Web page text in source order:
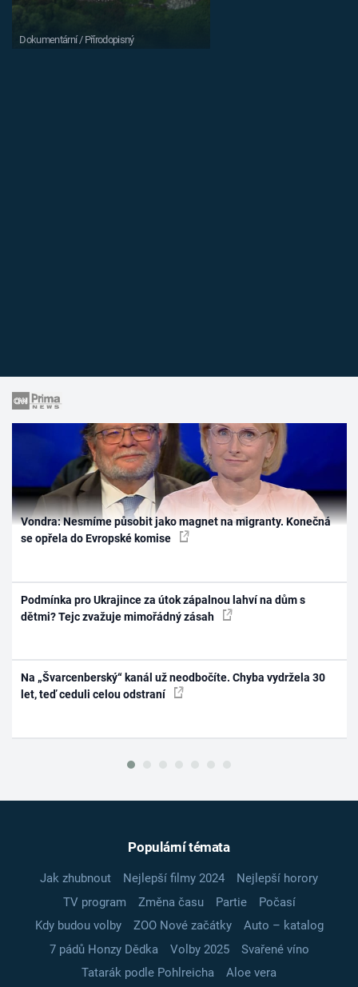
Dokumentární / Přírodopisný
Vondra: Nesmíme působit jako magnet na migranty. Konečná
se opřela do Evropské komise
Podmínka pro Ukrajince za útok zápalnou lahví na dům s
dětmi? Tejc zvažuje mimořádný zásah
Na „Švarcenberský“ kanál už neodbočíte. Chyba vydržela 30
let, teď ceduli celou odstraní
Populární témata
Jak zhubnout Nejlepší filmy 2024
Nejlepší horory
TV program
Změna času Partie
Počasí
Kdy budou volby
ZOO Nové začátky
Auto – katalog
7 pádů Honzy Dědka
Volby 2025
Svařené víno
Tatarák podle Pohlreicha
Aloe vera